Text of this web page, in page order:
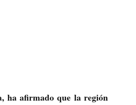
ha afirmado que la región